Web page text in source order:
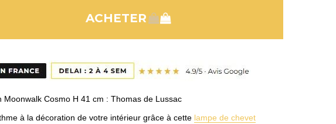
Moonwalk Cosmo H 41 cm : Thomas de Lussac
à la décoration de votre intérieur grâce à cette lampe de chevet